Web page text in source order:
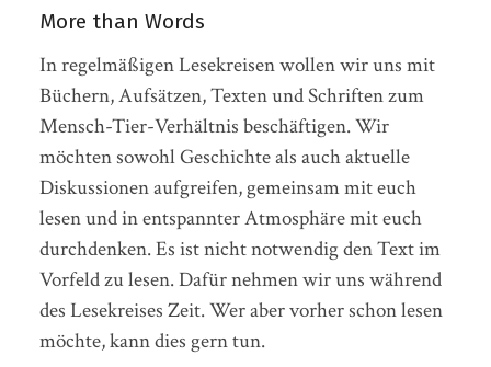
More than Words
In regelmäßigen Lesekreisen wollen wir uns mit
Büchern, Aufsätzen, Texten und Schriften zum
Mensch-Tier-Verhältnis beschäftigen. Wir
möchten sowohl Geschichte als auch aktuelle
Diskussionen aufgreifen, gemeinsam mit euch
lesen und in entspannter Atmosphäre mit euch
durchdenken. Es ist nicht notwendig den Text im
Vorfeld zu lesen. Dafür nehmen wir uns während
des Lesekreises Zeit. Wer aber vorher schon lesen
möchte, kann dies gern tun.